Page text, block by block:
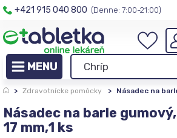
+421 915 040 800 (Denne: 7:00-21:00)
> Zdravotnícke pomôcky > Násadec na
Násadec na barle
17 mm,1 ks